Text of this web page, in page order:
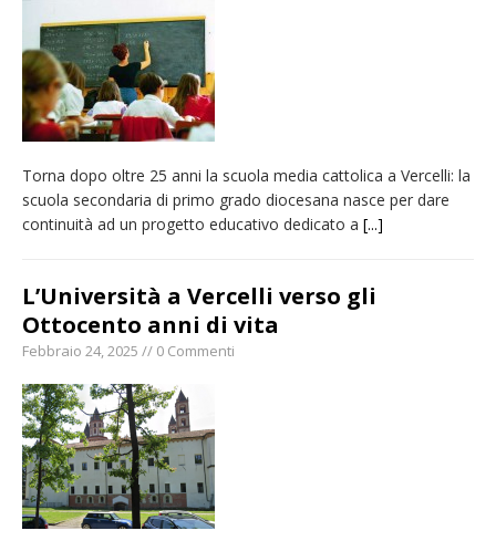
incendio di sterpaglie a Caresanablot
Asl Vc: arrivano i nuovi totem multifunzionali
per i pagamenti delle prestazioni
Tanti fedeli in duomo per S. Eusebio. Mons.
Baturi: «Quel legame profondo tra le Chiese
di Vercelli e Cagliari»
Dieci anni fa l’ingresso a Vercelli
dell’arcivescovo mons. Marco Arnolfo
Torna dopo oltre 25 anni la scuola media cattolica a Vercelli: la
scuola secondaria di primo grado diocesana nasce per dare
continuità ad un progetto educativo dedicato a [...]
L’Università a Vercelli verso gli
Ottocento anni di vita
Febbraio 24, 2025 // 0 Commenti